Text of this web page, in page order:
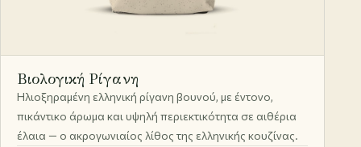
Βιολογική Ρίγανη
Ηλιοξηραμένη ελληνική ρίγανη βουνού, με έντονο,
πικάντικο άρωμα και υψηλή περιεκτικότητα σε αιθέρια
έλαια — ο ακρογωνιαίος λίθος της ελληνικής κουζίνας.